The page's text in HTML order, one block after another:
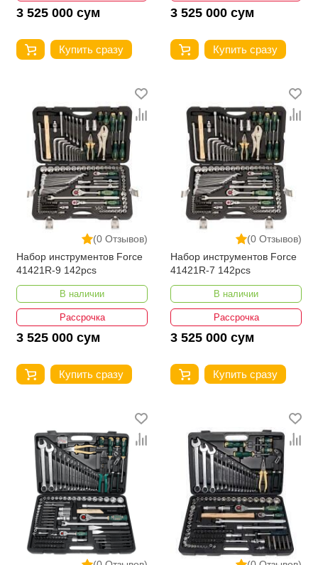
3 525 000 сум
Купить сразу
3 525 000 сум
Купить сразу
(0 Отзывов)
Набор инструментов Force
41421R-9 142pcs
В наличии
Рассрочка
3 525 000 сум
Купить сразу
(0 Отзывов)
Набор инструментов Force
41421R-7 142pcs
В наличии
Рассрочка
3 525 000 сум
Купить сразу